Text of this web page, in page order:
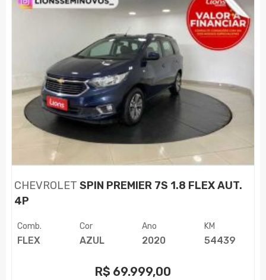
CHEVROLET SPIN PREMIER 7S 1.8 FLEX AUT.
4P
Comb.
FLEX
Cor
AZUL
Ano
2020
KM
54439
R$ 69.999,00